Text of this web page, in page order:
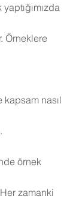
Örneklere
kapsam nasıl
örnek
Her zamanki